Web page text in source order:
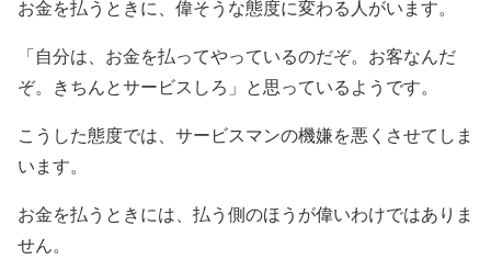
お金を払うときに、偉そうな態度に変わる人がいます。
「自分は、お金を払ってやっているのだぞ。お客なんだ
ぞ。きちんとサービスしろ」と思っているようです。
こうした態度では、サービスマンの機嫌を悪くさせてしま
います。
お金を払うときには、払う側のほうが偉いわけではありま
せん。